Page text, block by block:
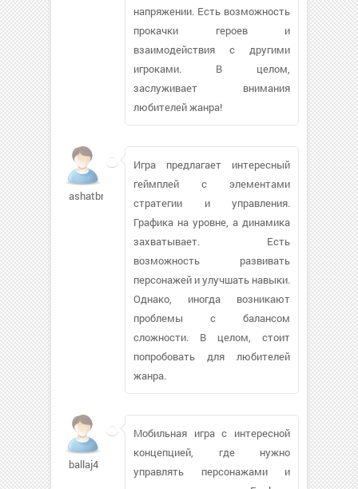
напряжении. Есть возможность
прокачки героев и
взаимодействия с другими
игроками. В целом,
заслуживает внимания
любителей жанра!
ashatbr5ka656
Игра предлагает интересный
геймплей с элементами
стратегии и управления.
Графика на уровне, а динамика
захватывает. Есть
возможность развивать
персонажей и улучшать навыки.
Однако, иногда возникают
проблемы с балансом
сложности. В целом, стоит
попробовать для любителей
жанра.
ballaj4
Мобильная игра с интересной
концепцией, где нужно
управлять персонажами и